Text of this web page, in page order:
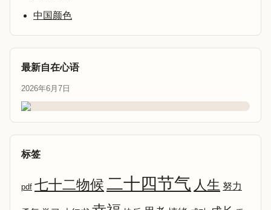
中国颜色
最新自在心语
2026年6月7日
标签
pdf 七十二物候二十四节气 人生 努力